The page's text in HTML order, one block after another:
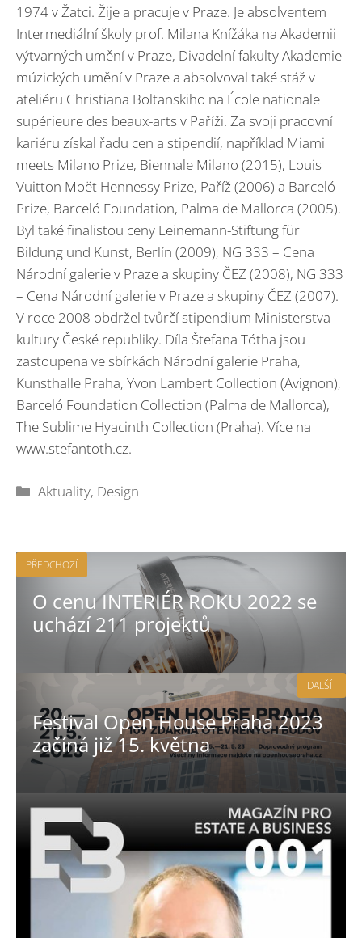
1974 v Žatci. Žije a pracuje v Praze. Je absolventem
Intermediální školy prof. Milana Knížáka na Akademii
výtvarných umění v Praze, Divadelní fakulty Akademie
múzických umění v Praze a absolvoval také stáž v
ateliéru Christiana Boltanskiho na École nationale
supérieure des beaux-arts v Paříži. Za svoji pracovní
kariéru získal řadu cen a stipendií, například Miami
meets Milano Prize, Biennale Milano (2015), Louis
Vuitton Moët Hennessy Prize, Paříž (2006) a Barceló
Prize, Barceló Foundation, Palma de Mallorca (2005).
Byl také finalistou ceny Leinemann-Stiftung für
Bildung und Kunst, Berlín (2009), NG 333 – Cena
Národní galerie v Praze a skupiny ČEZ (2008), NG 333
– Cena Národní galerie v Praze a skupiny ČEZ (2007).
V roce 2008 obdržel tvůrčí stipendium Ministerstva
kultury České republiky. Díla Štefana Tótha jsou
zastoupena ve sbírkách Národní galerie Praha,
Kunsthalle Praha, Yvon Lambert Collection (Avignon),
Barceló Foundation Collection (Palma de Mallorca),
The Sublime Hyacinth Collection (Praha). Více na
www.stefantoth.cz.
Rubriky
Aktuality, Design
PŘEDCHOZÍ
O cenu INTERIÉR ROKU 2022 se
uchází 211 projektů
Festival Open House Praha 2023
začíná již 15. května
DALŠÍ